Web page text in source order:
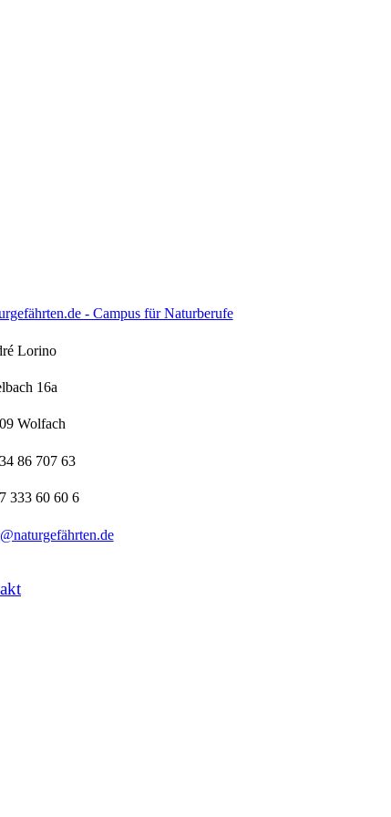
- Campus für Naturberufe
Lorino
16a
Wolfach
86 707 63
333 60 60 6